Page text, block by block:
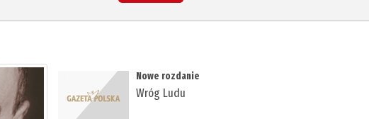
Nowe rozdanie
Wróg Ludu